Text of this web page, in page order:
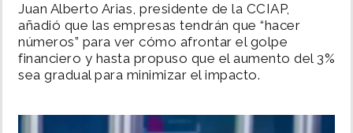
NACIONAL
POLÍTICA
Juan Alberto Arias, presidente de la CCIAP,
añadió que las empresas tendrán que “hacer
números” para ver cómo afrontar el golpe
financiero y hasta propuso que el aumento del 3%
sea gradual para minimizar el impacto.